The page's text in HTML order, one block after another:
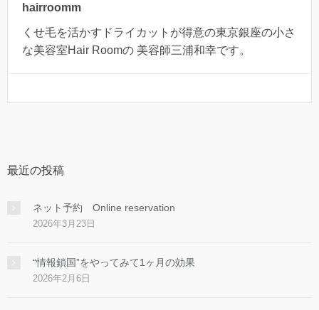
hairroomm
くせ毛を活かすドライカットが得意の東京銀座の小さ
な美容室Hair Roomの 美容師三浦和幸です。
最近の投稿
ネット予約 Online reservation
2026年3月23日
“情報鎖国”をやってみて1ヶ月の効果
2026年2月6日